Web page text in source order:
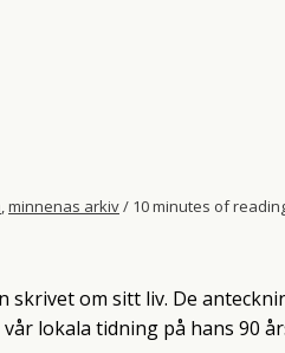
,minnenas arkiv/ 10 minutes of
skrivet om sitt liv. De
lokala tidning på hans 90